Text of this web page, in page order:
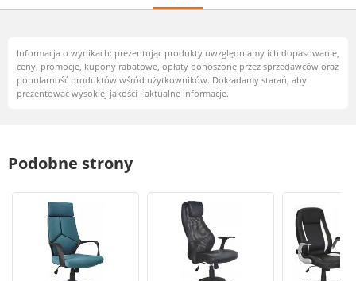
Informacja o wynikach: prezentując produkty uwzględniamy ich dopasowanie,
ceny, promocje, kupony rabatowe, opłaty ponoszone przez sprzedawców oraz
popularność produktów wśród użytkowników. Dokładamy starań, aby
prezentować wysokiej jakości i aktualne informacje.
Podobne strony